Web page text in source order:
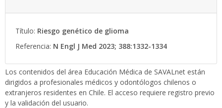
Título: Riesgo genético de glioma
Referencia: N Engl J Med 2023; 388:1332-1334
Los contenidos del área Educación Médica de SAVALnet están
dirigidos a profesionales médicos y odontólogos chilenos o
extranjeros residentes en Chile. El acceso requiere registro previo
y la validación del usuario.